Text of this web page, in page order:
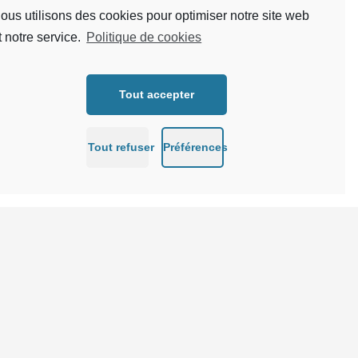
utilisons des cookies pour optimiser notre site web
notre service. Politique de cookies
Tout accepter
Tout refuser Préférences